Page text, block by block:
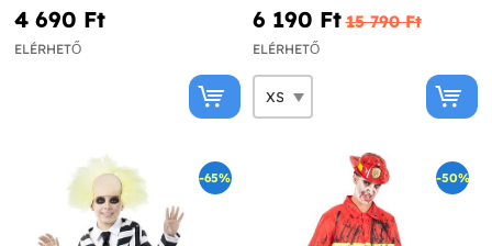
4 690 Ft‎
ELÉRHETŐ
6 190 Ft‎ 15 790 Ft‎
ELÉRHETŐ
-65% -50%